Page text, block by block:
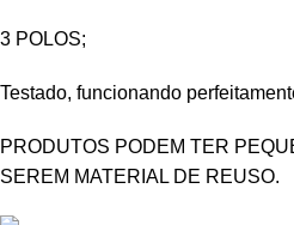
3 POLOS;
Testado, funcionando
PRODUTOS PODEM TER
SEREM MATERIAL DE REUSO.